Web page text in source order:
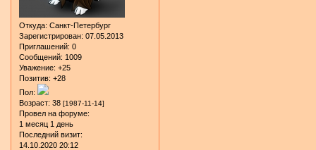
Откуда: Санкт-Петербург
Зарегистрирован: 07.05.2013
Приглашений: 0
Сообщений: 1009
Уважение: +25
Позитив: +28
Пол:
Возраст: 38 [1987-11-14]
Провел на форуме:
1 месяц 1 день
Последний визит:
14.10.2020 20:12